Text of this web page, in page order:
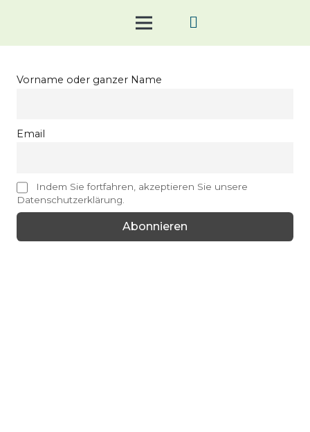
Vorname oder ganzer Name
Email
Indem Sie fortfahren, akzeptieren Sie unsere
Datenschutzerklärung.